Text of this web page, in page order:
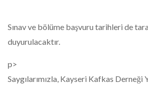
Sınav ve bölüme başvuru tarihleri de
duyurulacaktır.
p>
Saygılarımızla, Kayseri Kafkas Derneği